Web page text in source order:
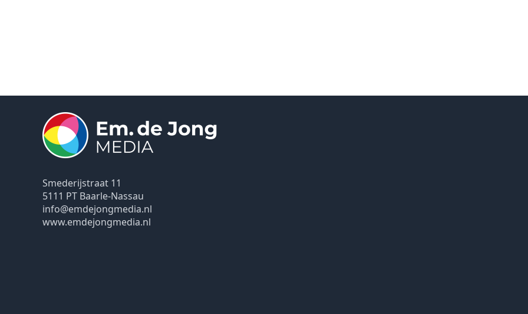
Smederijstraat 11
5111 PT Baarle-Nassau
info@emdejongmedia.nl
www.emdejongmedia.nl